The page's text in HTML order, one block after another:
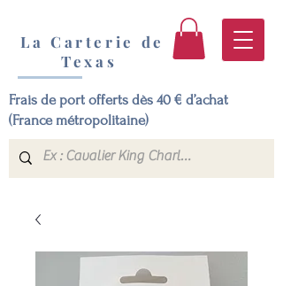
La Carterie de
Texas
Frais de port offerts dès 40 € d’achat
(France métropolitaine)